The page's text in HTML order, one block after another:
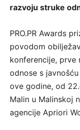
razvoju struke
PRO.PR Awards
povodom
konferencije, prve
odnose s
ove godine, od
Malin u Malinskoj
agencije Apriori